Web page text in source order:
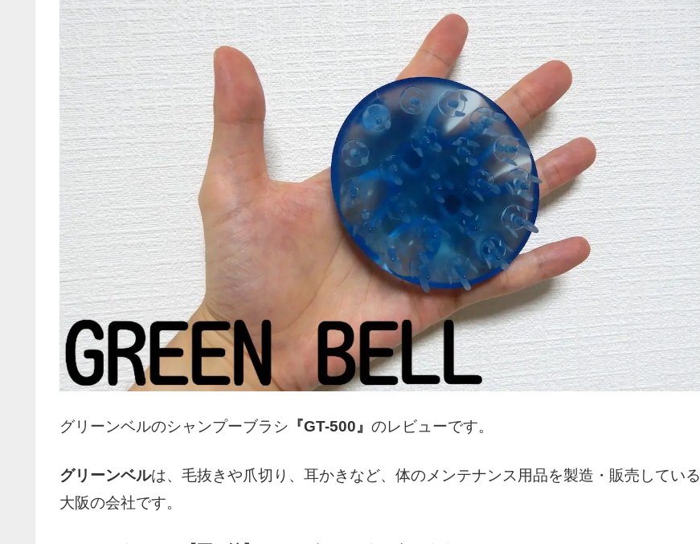
グリーンベルのシャンプーブラシ 『GT-500』 のレビューです。
グリーンベルは、毛抜きや爪切り、耳かきなど、体のメンテナンス用品を製造・販売している
大阪の会社です。